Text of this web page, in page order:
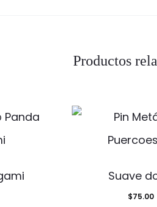
Productos
Suave
$75.00